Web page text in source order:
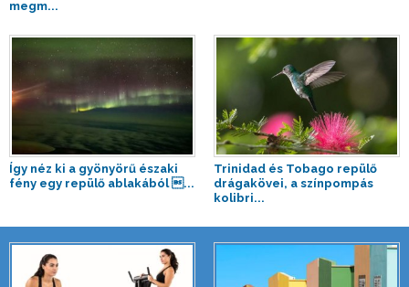
megm...
Így néz ki a gyönyörű északi
fény egy repülő ablakából ...
Trinidad és Tobago repülő
drágakövei, a színpompás
kolibri...